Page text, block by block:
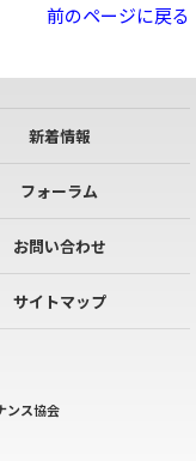
前のページに戻る
新着情報
フォーラム
お問い合わせ
サイトマップ
ンス協会